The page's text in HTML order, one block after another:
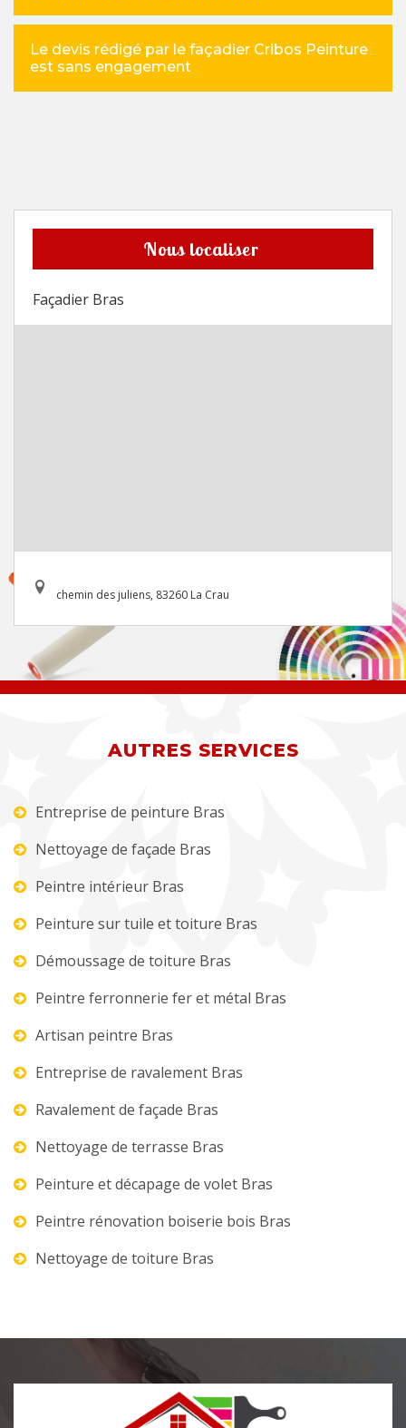
Le devis rédigé par le façadier Cribos Peinture
est sans engagement
Nous localiser
Façadier Bras
chemin des juliens, 83260 La Crau
AUTRES SERVICES
Entreprise de peinture Bras
Nettoyage de façade Bras
Peintre intérieur Bras
Peinture sur tuile et toiture Bras
Démoussage de toiture Bras
Peintre ferronnerie fer et métal Bras
Artisan peintre Bras
Entreprise de ravalement Bras
Ravalement de façade Bras
Nettoyage de terrasse Bras
Peinture et décapage de volet Bras
Peintre rénovation boiserie bois Bras
Nettoyage de toiture Bras